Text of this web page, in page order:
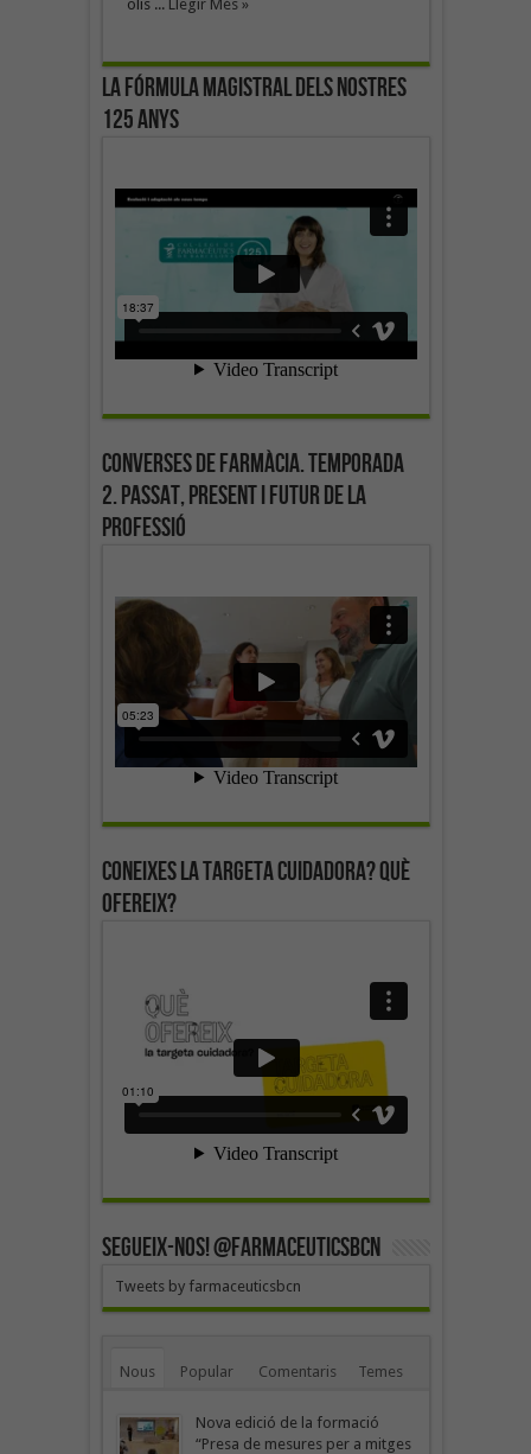
olis ... Llegir Més »
La fórmula magistral dels nostres
125 anys
Converses de farmàcia. Temporada
2. Passat, present i futur de la
professió
Coneixes la targeta cuidadora? Què
ofereix?
SEGUEIX-NOS! @farmaceuticsbcn
Tweets by farmaceuticsbcn
Nous Popular Comentaris Temes
Nova edició de la formació
“Presa de mesures per a mitges